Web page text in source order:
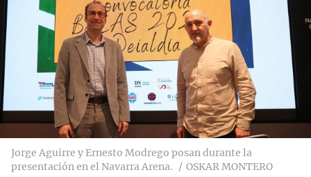
Jorge Aguirre y Ernesto Modrego posan durante la
presentación en el Navarra Arena.
OSKAR MONTERO